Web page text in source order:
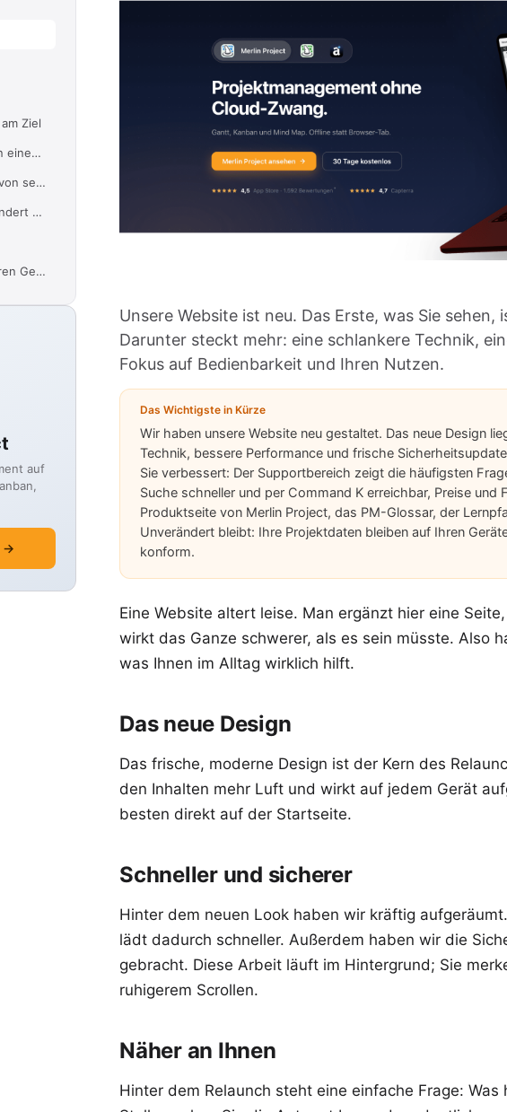
Ziel
Preise und Funktionen an einem Ort
Merlin Project zeigt sich von seiner besten Seite
Was sich sonst noch geändert hat
Ihre Daten bleiben auf Ihren Geräten
auf
→
Unsere Website ist neu. Das Erste, was Sie
Darunter steckt mehr: eine schlankere Technik,
Fokus auf Bedienbarkeit und Ihren Nutzen.
Das Wichtigste in Kürze
Wir haben unsere Website neu gestaltet. Das neue Design
Technik, bessere Performance und frische
Sie verbessert: Der Supportbereich zeigt die häufigsten
Suche schneller und per Command K erreichbar, Preise und
Produktseite von Merlin Project, das PM-Glossar, der
Unverändert bleibt: Ihre Projektdaten bleiben auf Ihren
konform.
Eine Website altert leise. Man ergänzt hier eine
wirkt das Ganze schwerer, als es sein müsste. Also
was Ihnen im Alltag wirklich hilft.
Das neue Design
Das frische, moderne Design ist der Kern des
den Inhalten mehr Luft und wirkt auf jedem Gerät
besten direkt auf der Startseite.
Schneller und sicherer
Hinter dem neuen Look haben wir kräftig
lädt dadurch schneller. Außerdem haben wir die
gebracht. Diese Arbeit läuft im Hintergrund; Sie
ruhigerem Scrollen.
Näher an Ihnen
Hinter dem Relaunch steht eine einfache Frage: